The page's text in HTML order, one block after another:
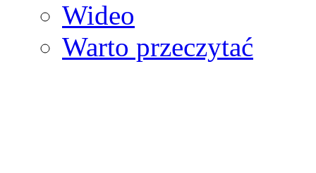
Wideo
Warto przeczytać